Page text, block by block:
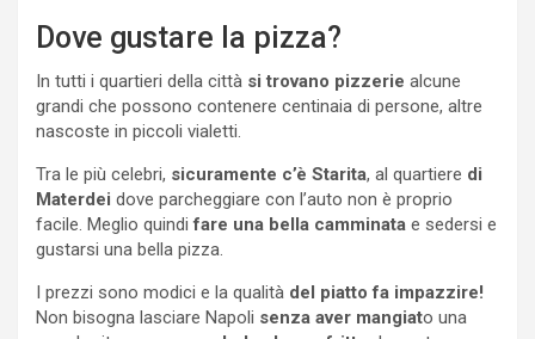
Dove gustare la pizza?
In tutti i quartieri della città si trovano pizzerie alcune
grandi che possono contenere centinaia di persone, altre
nascoste in piccoli vialetti.
Tra le più celebri, sicuramente c’è Starita, al quartiere di
Materdei dove parcheggiare con l’auto non è proprio
facile. Meglio quindi fare una bella camminata e sedersi e
gustarsi una bella pizza.
I prezzi sono modici e la qualità del piatto fa impazzire!
Non bisogna lasciare Napoli senza aver mangiato una